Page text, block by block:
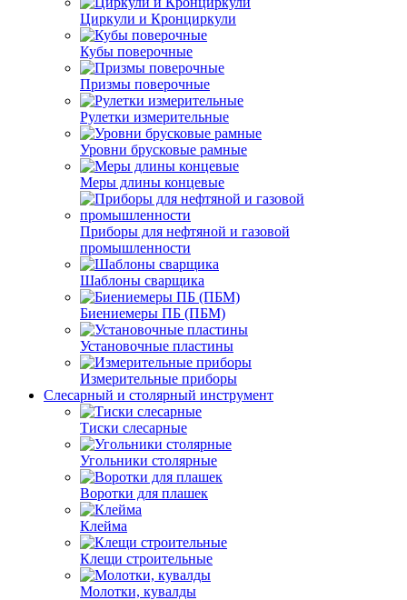
Циркули и Кронциркули
Кубы поверочные
Призмы поверочные
Рулетки измерительные
Уровни брусковые рамные
Меры длины концевые
Приборы для нефтяной и газовой
промышленности
Шаблоны сварщика
Биениемеры ПБ (ПБМ)
Установочные пластины
Измерительные приборы
Слесарный и столярный инструмент
Тиски слесарные
Угольники столярные
Воротки для плашек
Клейма
Клещи строительные
Молотки, кувалды